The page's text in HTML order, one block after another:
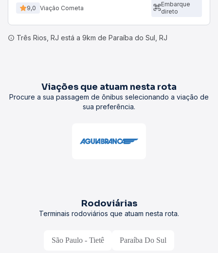
9,0 Viação Cometa
Embarque
direto
Três Rios, RJ está a 9km de Paraíba do Sul, RJ
Viações que atuam nesta rota
Procure a sua passagem de ônibus selecionando a viação de
sua preferência.
Rodoviárias
Terminais rodoviários que atuam nesta rota.
São Paulo - Tietê Paraíba Do Sul